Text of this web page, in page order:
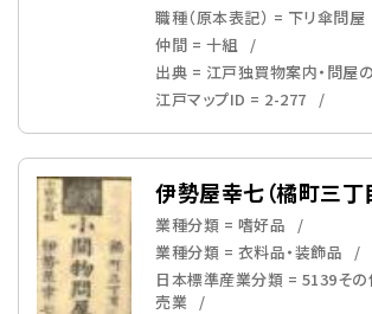
職種（原本表記） = 下リ傘問屋
仲間 = 十組
出典 = 江戸独買物案内・問屋
江戸マップID = 2-277
伊勢屋幸七（橘町三丁
業種分類 = 嗜好品
業種分類 = 衣料品・装飾品
日本標準産業分類 = 5139そ
売業